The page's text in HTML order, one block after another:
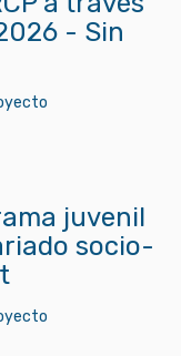
- Sin
juvenil
socio-